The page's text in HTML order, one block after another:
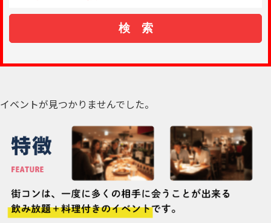
イベントが見つかりませんでした。